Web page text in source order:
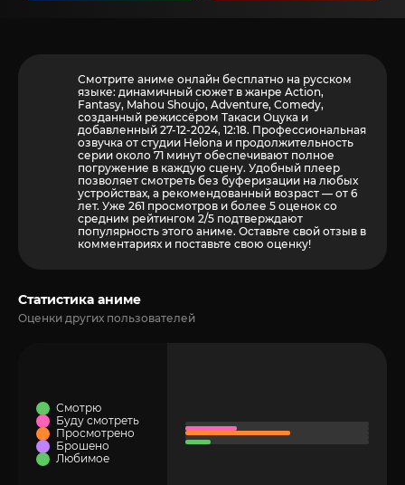
Смотрите аниме онлайн бесплатно на русском
языке: динамичный сюжет в жанре Action,
Fantasy, Mahou Shoujo, Adventure, Comedy,
созданный режиссёром Такаси Оцука и
добавленный 27-12-2024, 12:18. Профессиональная
озвучка от студии Helona и продолжительность
серии около 71 минут обеспечивают полное
погружение в каждую сцену. Удобный плеер
позволяет смотреть без буферизации на любых
устройствах, а рекомендованный возраст — от 6
лет. Уже 261 просмотров и более 5 оценок со
средним рейтингом 2/5 подтверждают
популярность этого аниме. Оставьте свой отзыв в
комментариях и поставьте свою оценку!
Статистика аниме
Оценки других пользователей
Смотрю
Буду смотреть
Просмотрено
Брошено
Любимое